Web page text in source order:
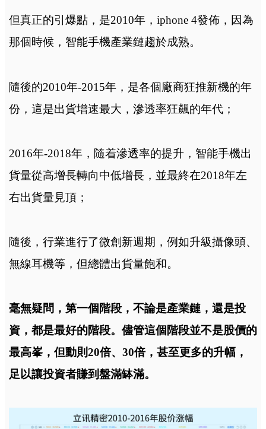
但真正的引爆點，是2010年，iphone 4發佈，因為
那個時候，智能手機產業鏈趨於成熟。
隨後的2010年-2015年，是各個廠商狂推新機的年
份，這是出貨增速最大，滲透率狂飆的年代；
2016年-2018年，隨着滲透率的提升，智能手機出
貨量從高增長轉向中低增長，並最終在2018年左
右出貨量見頂；
隨後，行業進行了微創新週期，例如升級攝像頭、
無線耳機等，但總體出貨量飽和。
毫無疑問，第一個階段，不論是產業鏈，還是投
資，都是最好的階段。儘管這個階段並不是股價的
最高峯，但動則20倍、30倍，甚至更多的升幅，
足以讓投資者賺到盤滿缽滿。